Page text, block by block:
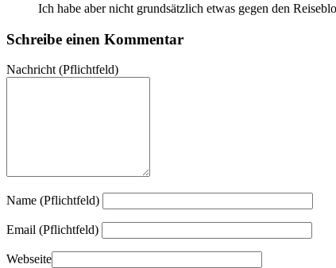
Ich habe aber nicht grundsätzlich etwas gegen den
Schreibe einen Kommentar
Nachricht(Pflichtfeld)
Name (Pflichtfeld)
Email (Pflichtfeld)
Webseite